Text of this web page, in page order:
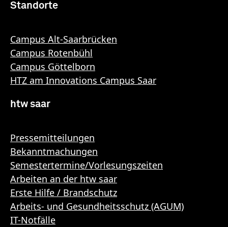
Standorte
Campus Alt-Saarbrücken
Campus Rotenbühl
Campus Göttelborn
HTZ am Innovations Campus Saar
htw saar
Pressemitteilungen
Bekanntmachungen
Semestertermine/Vorlesungszeiten
Arbeiten an der htw saar
Erste Hilfe / Brandschutz
Arbeits- und Gesundheitsschutz (AGUM)
IT-Notfälle